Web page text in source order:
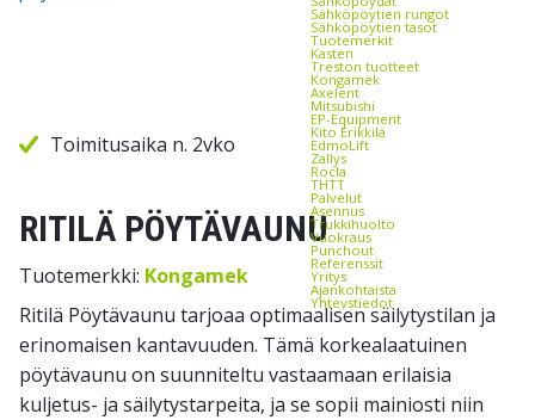
Sähköpöytien rungot
Sähköpöytien tasot
Tuotemerkit
Kasten
Treston tuotteet
Kongamek
Axelent
Mitsubishi
EP-Equipment
Kito Erikkilä
EdmoLift
Zallys
Rocla
THTT
Palvelut
Asennus
Trukkihuolto
Vuokraus
Punchout
Referenssit
Yritys
Ajankohtaista
Yhteystiedot
Toimitusaika n. 2vko
RITILÄ PÖYTÄVAUNU
Tuotemerkki: Kongamek
Ritilä Pöytävaunu tarjoaa optimaalisen säilytystilan ja
erinomaisen kantavuuden. Tämä korkealaatuinen
pöytävaunu on suunniteltu vastaamaan erilaisia
kuljetus- ja säilytystarpeita, ja se sopii mainiosti niin